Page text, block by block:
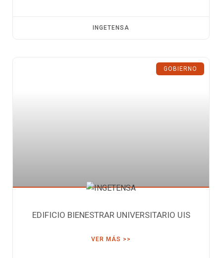
INGETENSA
GOBIERNO
EDIFICIO BIENESTRAR UNIVERSITARIO UIS
VER MÁS >>